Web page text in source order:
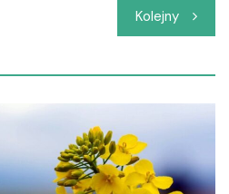
Kolejny